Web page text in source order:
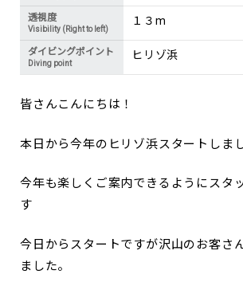
透視度
Visibility (Right to left)
１３m
ダイビングポイント
Diving point
ヒリゾ浜
皆さんこんにちは！
本日から今年のヒリゾ浜スタートしまし
今年も楽しくご案内できるようにスタ
す
今日からスタートですが沢山のお客さ
ました。